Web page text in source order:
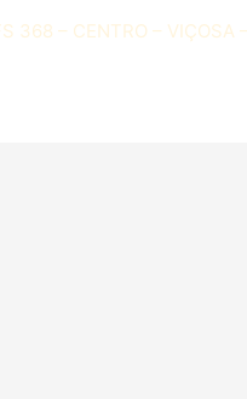
368 – CENTRO – VIÇOSA